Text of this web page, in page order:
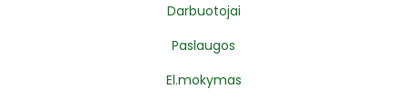
Darbuotojai
Paslaugos
El.mokymas